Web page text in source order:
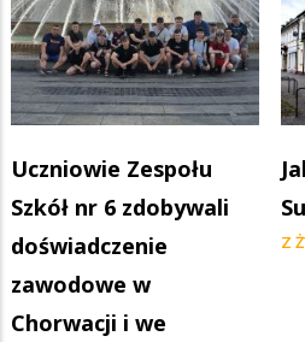
Uczniowie Zespołu
Szkół nr 6 zdobywali
doświadczenie
zawodowe w
Chorwacji i we
Z